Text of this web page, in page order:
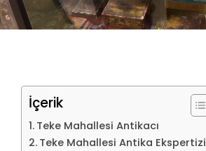
İçerik
Teke Mahallesi Antikacı
Teke Mahallesi Antika Ekspertizi